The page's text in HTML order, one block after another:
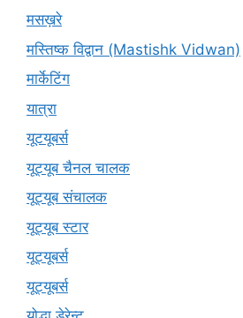
मसख़रे
मस्तिष्क विद्वान (Mastishk Vidwan)
मार्केटिंग
यात्रा
यूटयूबर्स
यूट्यूब चैनल चालक
यूट्यूब संचालक
यूट्यूब स्टार
यूट्यूबर्स
यूट्‍यूबर्स